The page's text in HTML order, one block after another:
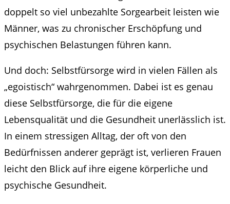
doppelt so viel unbezahlte Sorgearbeit leisten wie
Männer, was zu chronischer Erschöpfung und
psychischen Belastungen führen kann.
Und doch: Selbstfürsorge wird in vielen Fällen als
„egoistisch“ wahrgenommen. Dabei ist es genau
diese Selbstfürsorge, die für die eigene
Lebensqualität und die Gesundheit unerlässlich ist.
In einem stressigen Alltag, der oft von den
Bedürfnissen anderer geprägt ist, verlieren Frauen
leicht den Blick auf ihre eigene körperliche und
psychische Gesundheit.